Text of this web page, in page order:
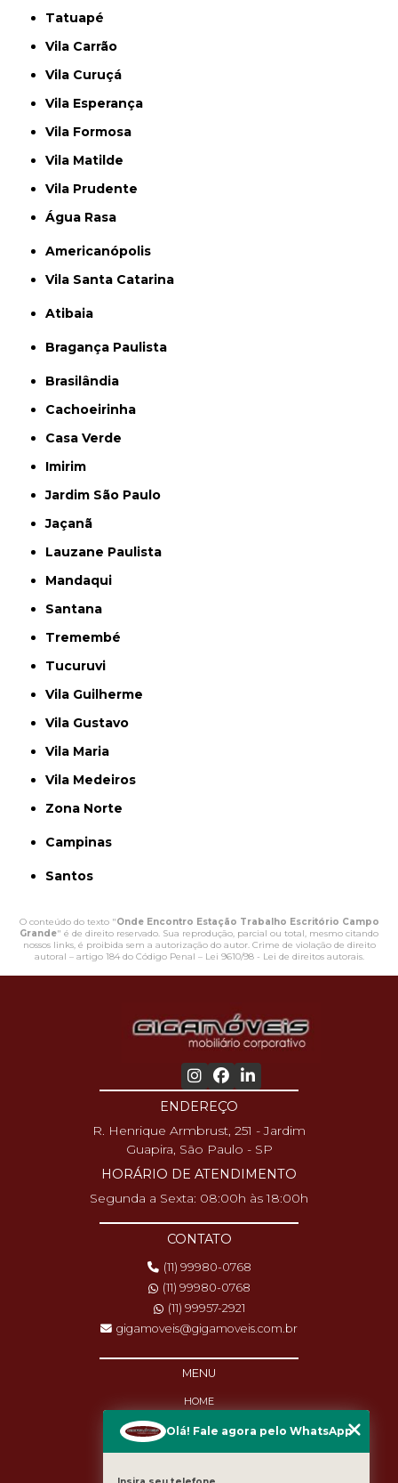
Tatuapé
Vila Carrão
Vila Curuçá
Vila Esperança
Vila Formosa
Vila Matilde
Vila Prudente
Água Rasa
Americanópolis
Vila Santa Catarina
Atibaia
Bragança Paulista
Brasilândia
Cachoeirinha
Casa Verde
Imirim
Jardim São Paulo
Jaçanã
Lauzane Paulista
Mandaqui
Santana
Tremembé
Tucuruvi
Vila Guilherme
Vila Gustavo
Vila Maria
Vila Medeiros
Zona Norte
Campinas
Santos
O conteúdo do texto "Onde Encontro Estação Trabalho Escritório Campo
Grande" é de direito reservado. Sua reprodução, parcial ou total, mesmo citando
nossos links, é proibida sem a autorização do autor. Crime de violação de direito
autoral – artigo 184 do Código Penal – Lei 9610/98 - Lei de direitos autorais.
ENDEREÇO
R. Henrique Armbrust, 251 - Jardim
Guapira, São Paulo - SP
HORÁRIO DE ATENDIMENTO
Segunda a Sexta: 08:00h às 18:00h
CONTATO
(11) 99980-0768
(11) 99980-0768
(11) 99957-2921
gigamoveis@gigamoveis.com.br
MENU
HOME
PRODUTOS
MANUTENÇÃO
Olá! Fale agora pelo WhatsApp